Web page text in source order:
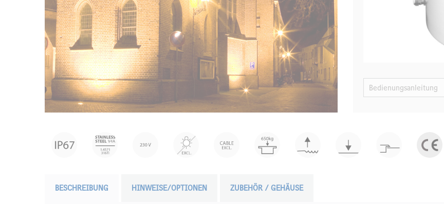
Bedienungsanleitung
BESCHREIBUNG HINWEISE/OPTIONEN ZUBEHÖR / GEHÄUSE